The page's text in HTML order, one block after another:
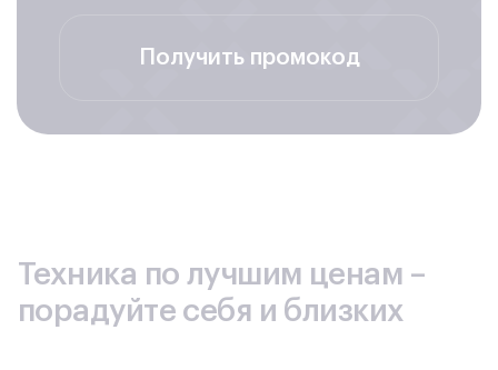
Получить промокод
Техника по лучшим ценам –
порадуйте себя и близких